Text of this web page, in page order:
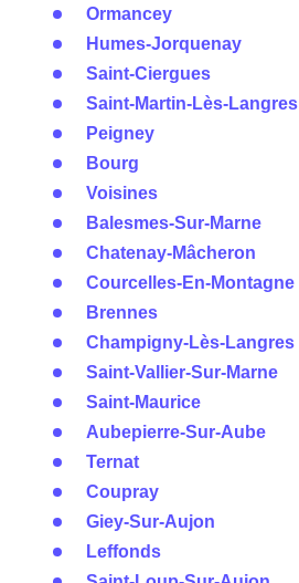
Ormancey
Humes-Jorquenay
Saint-Ciergues
Saint-Martin-Lès-Langres
Peigney
Bourg
Voisines
Balesmes-Sur-Marne
Chatenay-Mâcheron
Courcelles-En-Montagne
Brennes
Champigny-Lès-Langres
Saint-Vallier-Sur-Marne
Saint-Maurice
Aubepierre-Sur-Aube
Ternat
Coupray
Giey-Sur-Aujon
Leffonds